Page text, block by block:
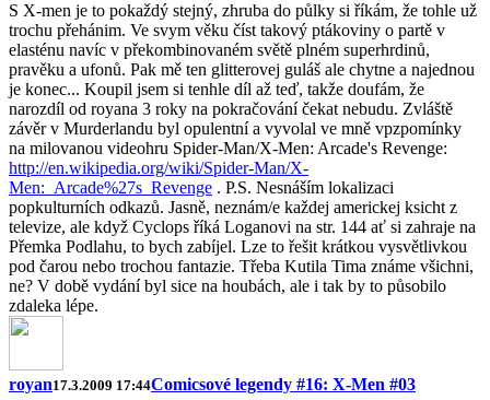
S X-men je to pokaždý stejný, zhruba do půlky si říkám, že tohle už
trochu přehánim. Ve svym věku číst takový ptákoviny o partě v
elasténu navíc v překombinovaném světě plném superhrdinů,
pravěku a ufonů. Pak mě ten glitterovej guláš ale chytne a najednou
je konec... Koupil jsem si tenhle díl až teď, takže doufám, že
narozdíl od royana 3 roky na pokračování čekat nebudu. Zvláště
závěr v Murderlandu byl opulentní a vyvolal ve mně vpzpomínky
na milovanou videohru Spider-Man/X-Men: Arcade's Revenge:
http://en.wikipedia.org/wiki/Spider-Man/X-
Men:_Arcade%27s_Revenge . P.S. Nesnáším lokalizaci
popkulturních odkazů. Jasně, neznám/e každej americkej ksicht z
televize, ale když Cyclops říká Loganovi na str. 144 ať si zahraje na
Přemka Podlahu, to bych zabíjel. Lze to řešit krátkou vysvětlivkou
pod čarou nebo trochou fantazie. Třeba Kutila Tima známe všichni,
ne? V době vydání byl sice na houbách, ale i tak by to působilo
zdaleka lépe.
royan17.3.2009 17:44Comicsové legendy #16: X-Men #03